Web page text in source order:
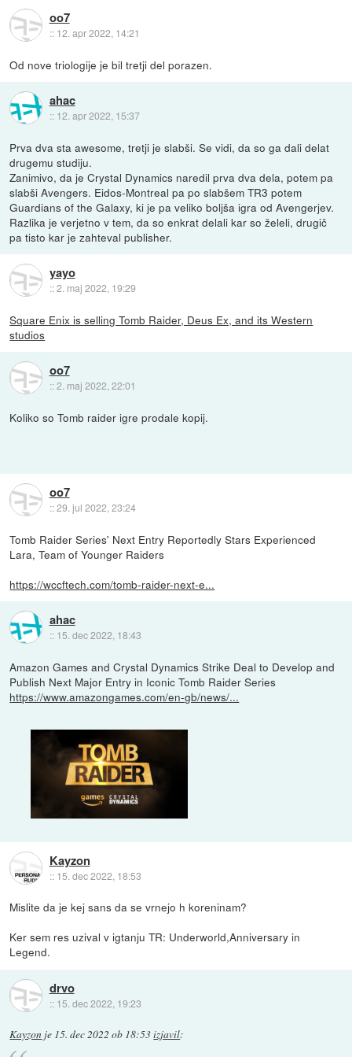
oo7
:: 12. apr 2022, 14:21
Od nove triologije je bil tretji del porazen.
ahac
:: 12. apr 2022, 15:37
Prva dva sta awesome, tretji je slabši. Se vidi, da so ga dali delat
drugemu studiju.
Zanimivo, da je Crystal Dynamics naredil prva dva dela, potem pa
slabši Avengers. Eidos-Montreal pa po slabšem TR3 potem
Guardians of the Galaxy, ki je pa veliko boljša igra od Avengerjev.
Razlika je verjetno v tem, da so enkrat delali kar so želeli, drugič
pa tisto kar je zahteval publisher.
yayo
::2. maj 2022, 19:29
Square Enix is selling Tomb Raider, Deus Ex, and its Western
studios
oo7
::2. maj 2022, 22:01
Koliko so Tomb raider igre prodale kopij.
oo7
::29. jul 2022, 23:24
Tomb Raider Series' Next Entry Reportedly Stars Experienced
Lara, Team of Younger Raiders
https://wccftech.com/tomb-raider-next-e...
ahac
:: 15. dec 2022, 18:43
Amazon Games and Crystal Dynamics Strike Deal to Develop and
Publish Next Major Entry in Iconic Tomb Raider Series
https://www.amazongames.com/en-gb/news/...
Kayzon
:: 15. dec 2022, 18:53
Mislite da je kej sans da se vrnejo h koreninam?
Ker sem res uzival v igtanju TR: Underworld,Anniversary in
Legend.
drvo
:: 15. dec 2022, 19:23
Kayzon je 15. dec 2022 ob 18:53izjavil: